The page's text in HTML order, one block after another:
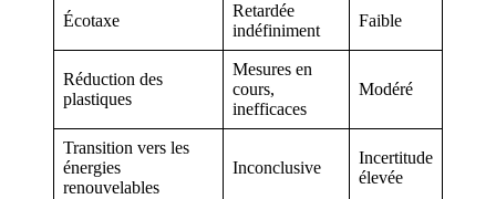
Écotaxe
Retardée
indéfiniment
Faible
Réduction des
plastiques
Mesures en
cours,
inefficaces
Modéré
Transition vers les
énergies
renouvelables
Inconclusive
Incertitude
élevée